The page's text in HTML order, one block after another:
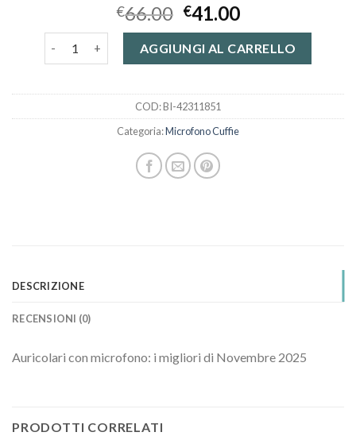
€66.00 €41.00
AGGIUNGI AL CARRELLO
COD:BI-42311851
Categoria:Microfono Cuffie
DESCRIZIONE
RECENSIONI (0)
Auricolari con microfono: i migliori di Novembre 2025
PRODOTTI CORRELATI